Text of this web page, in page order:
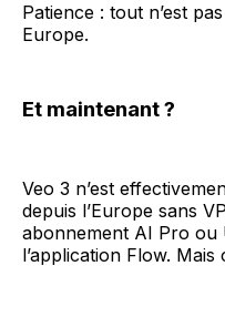
Patience : tout n’est
Europe.
Et maintenant ?
Veo 3 n’est
depuis l’Europe sans
abonnement AI Pro ou
l’application Flow.